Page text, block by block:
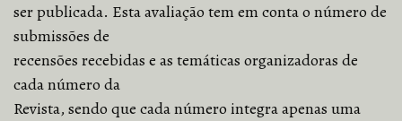
ser publicada. Esta avaliação tem em conta o número de
submissões de
recensões recebidas e as temáticas organizadoras de
cada número da
Revista, sendo que cada número integra apenas uma